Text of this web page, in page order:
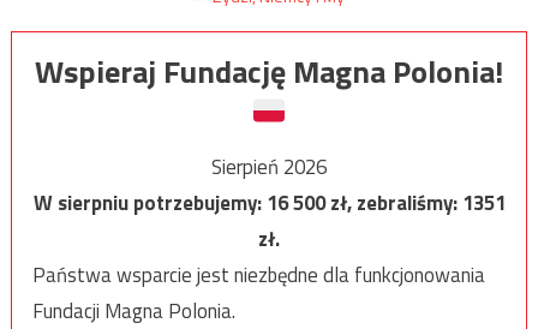
Wspieraj Fundację Magna Polonia!
Sierpień 2026
W sierpniu potrzebujemy:16 500zł, zebraliśmy:1351
zł.
Państwa wsparcie jest niezbędne dla funkcjonowania
Fundacji Magna Polonia.